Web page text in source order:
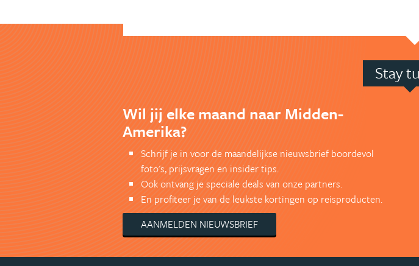
Stay
Wil jij elke maand naar Midden-
Amerika?
Schrijf je in voor de maandelijkse nieuwsbrief boordevol
foto's, prijsvragen en insider tips.
Ook ontvang je speciale deals van onze partners.
En profiteer je van de leukste kortingen op reisproducten.
AANMELDEN NIEUWSBRIEF